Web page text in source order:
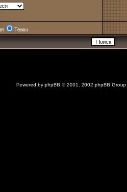
Темы
Powered by phpBB © 2001, 2002 phpBB Group